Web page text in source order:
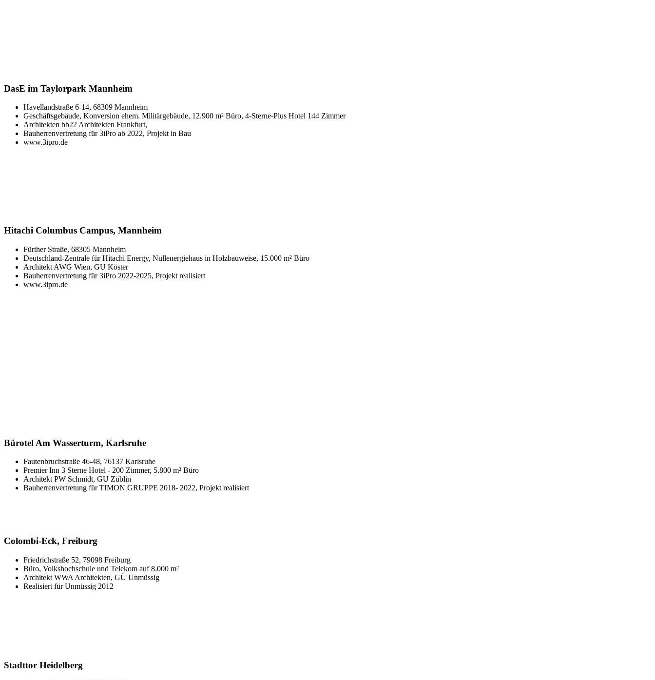
DasE im Taylorpark Mannheim
Havellandstraße 6-14, 68309 Mannheim
Geschäftsgebäude, Konversion ehem. Militärgebäude, 12.900 m² Büro, 4-Sterne-Plus Hotel 144 Zimmer
Architekten bb22 Architekten Frankfurt,
Bauherrenvertretung für 3iPro ab 2022, Projekt in Bau
www.3ipro.de
Hitachi Columbus Campus, Mannheim
Fürther Straße, 68305 Mannheim
Deutschland-Zentrale für Hitachi Energy, Nullenergiehaus in Holzbauweise, 15.000 m² Büro
Architekt AWG Wien, GU Köster
Bauherrenvertretung für 3iPro 2022-2025, Projekt realisiert
www.3ipro.de
Bürotel Am Wasserturm, Karlsruhe
Fautenbruchstraße 46-48, 76137 Karlsruhe
Premier Inn 3 Sterne Hotel - 200 Zimmer, 5.800 m² Büro
Architekt PW Schmidt, GU Züblin
Bauherrenvertretung für TIMON GRUPPE 2018- 2022, Projekt realisiert
Colombi-Eck, Freiburg
Friedrichstraße 52, 79098 Freiburg
Büro, Volkshochschule und Telekom auf 8.000 m²
Architekt WWA Architekten, GÜ Unmüssig
Realisiert für Unmüssig 2012
Stadttor Heidelberg